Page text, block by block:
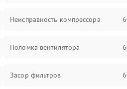
Неисправность компрессора
Поломка вентилятора
Засор фильтров